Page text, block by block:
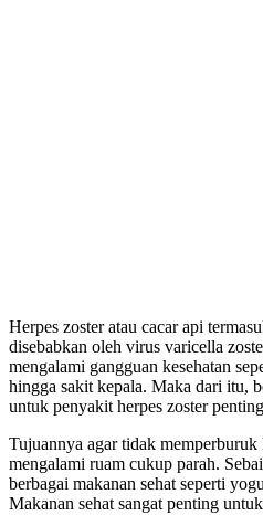
Herpes zoster atau cacar api
disebabkan oleh virus varicella
mengalami gangguan kesehatan
hingga sakit kepala. Maka dari itu,
untuk penyakit herpes zoster
Tujuannya agar tidak
mengalami ruam cukup parah.
berbagai makanan sehat seperti
Makanan sehat sangat penting